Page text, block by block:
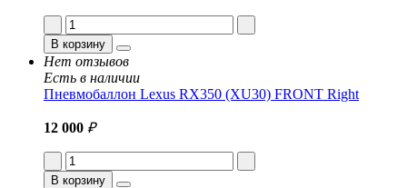
В корзину
Нет отзывов
Есть в наличии
Пневмобаллон Lexus RX350 (XU30) FRONT Right
12 000 ₽
В корзину